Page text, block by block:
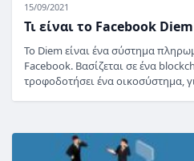
15/09/2021
Τι είναι το Facebook
Το Diem είναι ένα σύστημα
Facebook. Βασίζεται σε ένα
τροφοδοτήσει ένα οικοσύστημα,